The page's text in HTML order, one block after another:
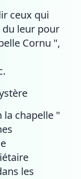
ceux qui
leur pour
Cornu ",
chapelle "
les